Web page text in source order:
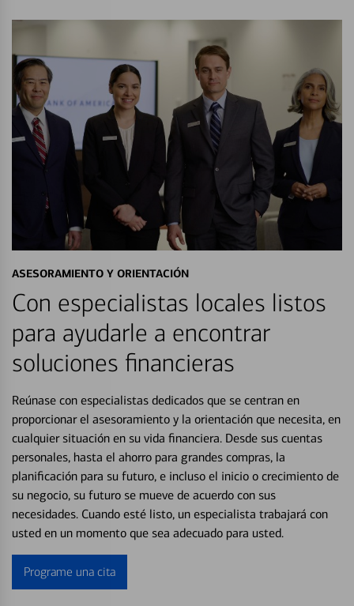
ASESORAMIENTO Y ORIENTACIÓN
Con especialistas locales listos
para ayudarle a encontrar
soluciones financieras
Reúnase con especialistas dedicados que se centran en
proporcionar el asesoramiento y la orientación que necesita, en
cualquier situación en su vida financiera. Desde sus cuentas
personales, hasta el ahorro para grandes compras, la
planificación para su futuro, e incluso el inicio o crecimiento de
su negocio, su futuro se mueve de acuerdo con sus
necesidades. Cuando esté listo, un especialista trabajará con
usted en un momento que sea adecuado para usted.
Programe una cita